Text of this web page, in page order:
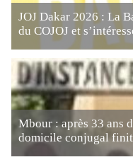
JOJ Dakar 2026 : La
du COJOJ et
Mbour : après 33 ans
domicile conjugal